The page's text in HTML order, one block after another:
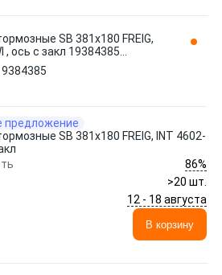
SB 381x180 FREIG,
, ось с закл 19384385
предложение
SB 381x180 FREIG, INT 4602-
86%
>20 шт.
12 - 18 августа
В корзину